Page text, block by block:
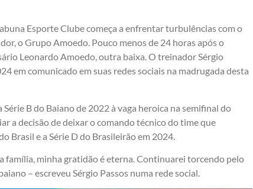
Esporte Clube começa a enfrentar turbulências com o
o Grupo Amoedo. Pouco menos de 24 horas após o
Leonardo Amoedo, outra baixa. O treinador Sérgio
em comunicado em suas redes sociais na madrugada desta
B do Baiano de 2022 à vaga heroica na semifinal do
a decisão de deixar o comando técnico do time que
Brasil e a Série D do Brasileirão em 2024.
família, minha gratidão é eterna. Continuarei torcendo pelo
– escreveu Sérgio Passos numa rede social.